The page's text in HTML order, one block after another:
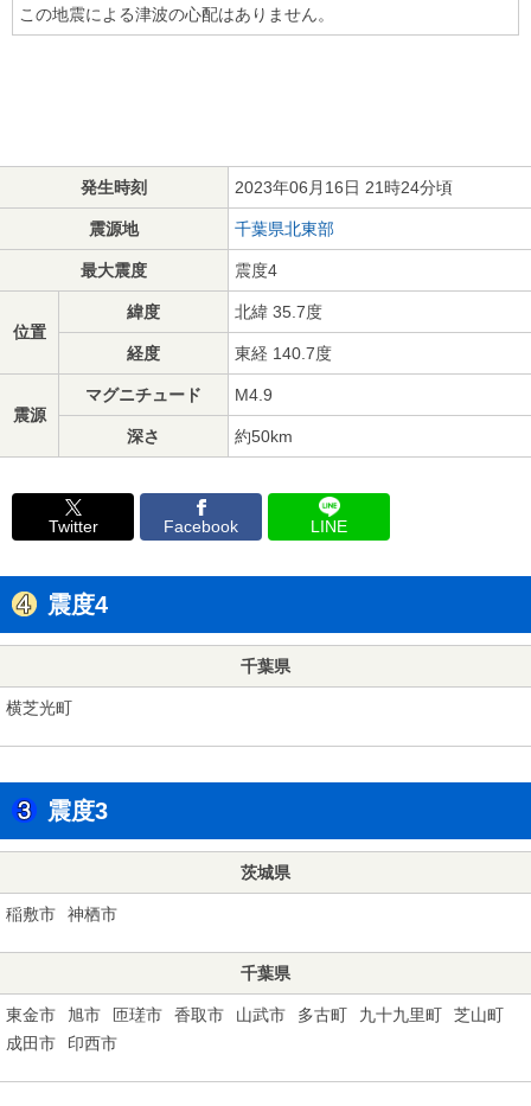
この地震による津波の心配はありません。
発生時刻 2023年06月16日 21時24分頃
震源地 千葉県北東部
最大震度 震度4
位置
緯度 北緯 35.7度
経度 東経 140.7度
震源
マグニチュード M4.9
深さ 約50km
Twitter Facebook LINE
震度4
千葉県
横芝光町
震度3
茨城県
稲敷市 神栖市
千葉県
東金市 旭市 匝瑳市 香取市 山武市 多古町 九十九里町
芝山町
成田市
印西市